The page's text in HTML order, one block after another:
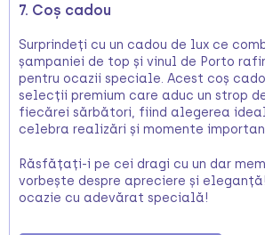
7. Coș cadou
Surprindeți cu un cadou de lux ce
șampaniei de top și vinul de Porto
pentru ocazii speciale. Acest coș
selecții premium care aduc un strop
fiecărei sărbători, fiind alegerea
celebra realizări și momente
Răsfățați-i pe cei dragi cu un dar
vorbește despre apreciere și
ocazie cu adevărat specială!